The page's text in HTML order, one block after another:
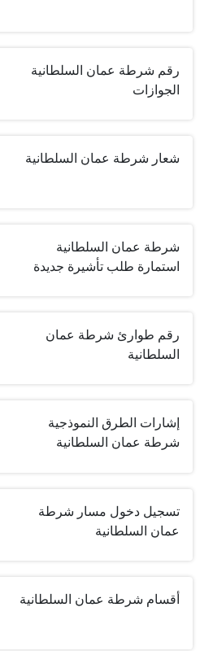
رقم شرطة عمان السلطانية
الجوازات
شعار شرطة عمان السلطانية
شرطة عمان السلطانية
استمارة طلب تأشيرة جديدة
رقم طوارئ شرطة عمان
السلطانية
إشارات الطرق النموذجية
شرطة عمان السلطانية
تسجيل دخول مسار شرطة
عمان السلطانية
أقسام شرطة عمان السلطانية